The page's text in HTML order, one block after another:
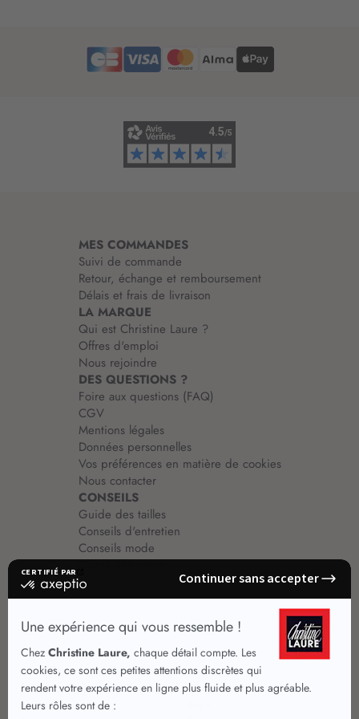
MES COMMANDES
Suivi de commande
Retour, échange et remboursement
Délais et frais de livraison
LA MARQUE
Qui est Christine Laure ?
Offres d'emploi
Nous rejoindre
DES QUESTIONS ?
Foire aux questions (FAQ)
CGV
Mentions légales
Données personnelles
Vos préférences en matière de cookies
Nous contacter
CONSEILS
Guide des tailles
Conseils d'entretien
Conseils mode
Guide vêtements
Vêtements pour femmes
Vêtements de qualité
Robes
Jupes été
Chemisiers